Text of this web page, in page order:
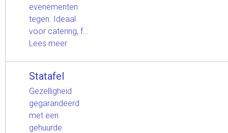
evenementen
tegen. Ideaal
voor catering, f...
Lees meer
Statafel
Gezelligheid
gegarandeerd
met een
gehuurde